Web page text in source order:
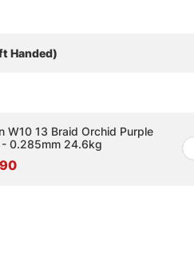
Handed)
W10 13 Braid Orchid Purple
- 0.285mm 24.6kg